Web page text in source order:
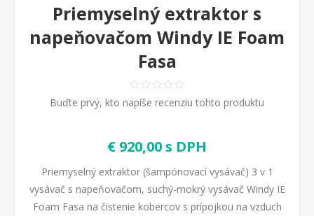
Priemyselný extraktor s
napeňovačom Windy IE Foam
Fasa
Buďte prvý, kto napíše recenziu tohto produktu
€ 920,00 s DPH
Priemyselný extraktor (šampónovací vysávač) 3 v 1
vysávač s napeňovačom, suchý-mokrý vysávač Windy IE
Foam Fasa na čistenie kobercov s prípojkou na vzduch